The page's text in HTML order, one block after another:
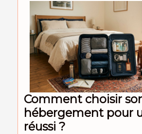
Comment choisir
hébergement pour
réussi ?